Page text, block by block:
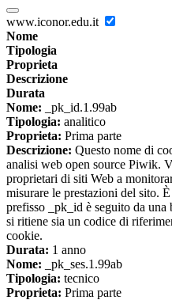
www.iconor.edu.it
Nome
Tipologia
Proprieta
Descrizione
Durata
Nome: _pk_id.1.99ab
Tipologia: analitico
Proprieta: Prima parte
Descrizione: Questo nome di
analisi web open source Piwik.
proprietari di siti Web a
misurare le prestazioni del sito.
prefisso _pk_id è seguito da una
si ritiene sia un codice di
cookie.
Durata: 1 anno
Nome: _pk_ses.1.99ab
Tipologia: tecnico
Proprieta: Prima parte